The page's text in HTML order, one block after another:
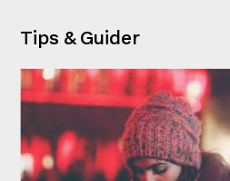
Tips & Guider